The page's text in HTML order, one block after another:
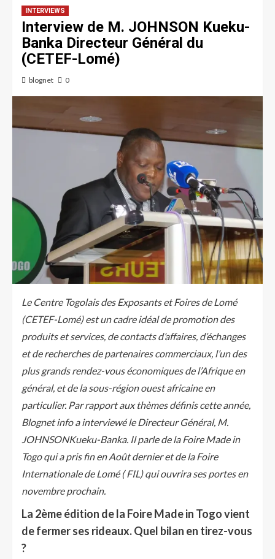
INTERVIEWS
Interview de M. JOHNSON Kueku-
Banka Directeur Général du
(CETEF-Lomé)
blognet 0
Le Centre Togolais des Exposants et Foires de Lomé
(CETEF-Lomé) est un cadre idéal de promotion des
produits et services, de contacts d’affaires, d’échanges
et de recherches de partenaires commerciaux, l’un des
plus grands rendez-vous économiques de l’Afrique en
général, et de la sous-région ouest africaine en
particulier. Par rapport aux thèmes définis cette année,
Blognet info a interviewé le Directeur Général, M.
JOHNSONKueku-Banka. Il parle de la Foire Made in
Togo qui a pris fin en Août dernier et de la Foire
Internationale de Lomé ( FIL) qui ouvrira ses portes en
novembre prochain.
La 2ème édition de la Foire Made in Togo vient
de fermer ses rideaux. Quel bilan en tirez-vous
?